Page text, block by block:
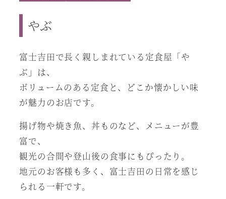
やぶ
富士吉田で長く親しまれている定食屋「や
ぶ」は、
ボリュームのある定食と、どこか懐かしい味
が魅力のお店です。
揚げ物や焼き魚、丼ものなど、メニューが豊
富で、
観光の合間や登山後の食事にもぴったり。
地元のお客様も多く、富士吉田の日常を感じ
られる一軒です。